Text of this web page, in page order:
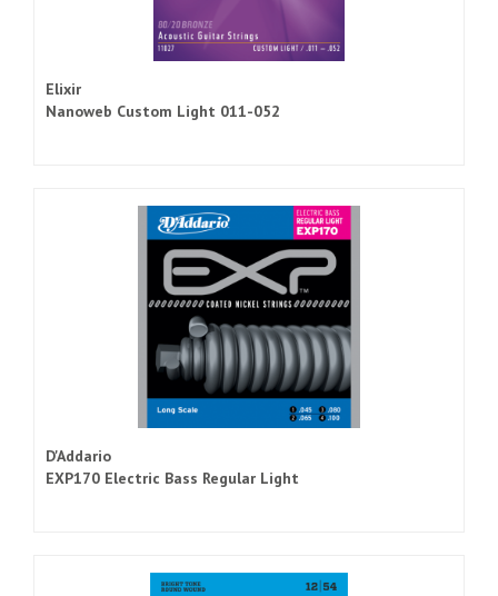
Elixir
Nanoweb Custom Light 011-052
D'Addario
EXP170 Electric Bass Regular Light